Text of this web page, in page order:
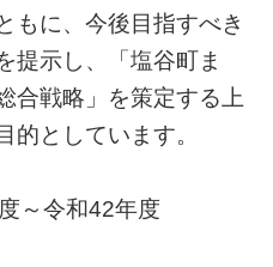
もに、今後目指すべき
提示し、「塩谷町ま
合戦略」を策定する上
的としています。
～令和42年度